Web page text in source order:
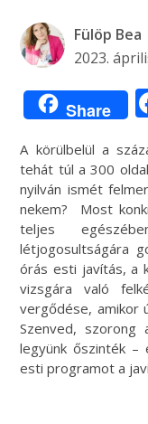
Fülöp Bea
2023.
Share
A körülbelül a
tehát túl a 300
nyilván ismét
nekem? Most
teljes
létjogosultságára
órás esti javítás, a
vizsgára való
vergődése, amikor
Szenved,
legyünk őszinték –
esti programot a